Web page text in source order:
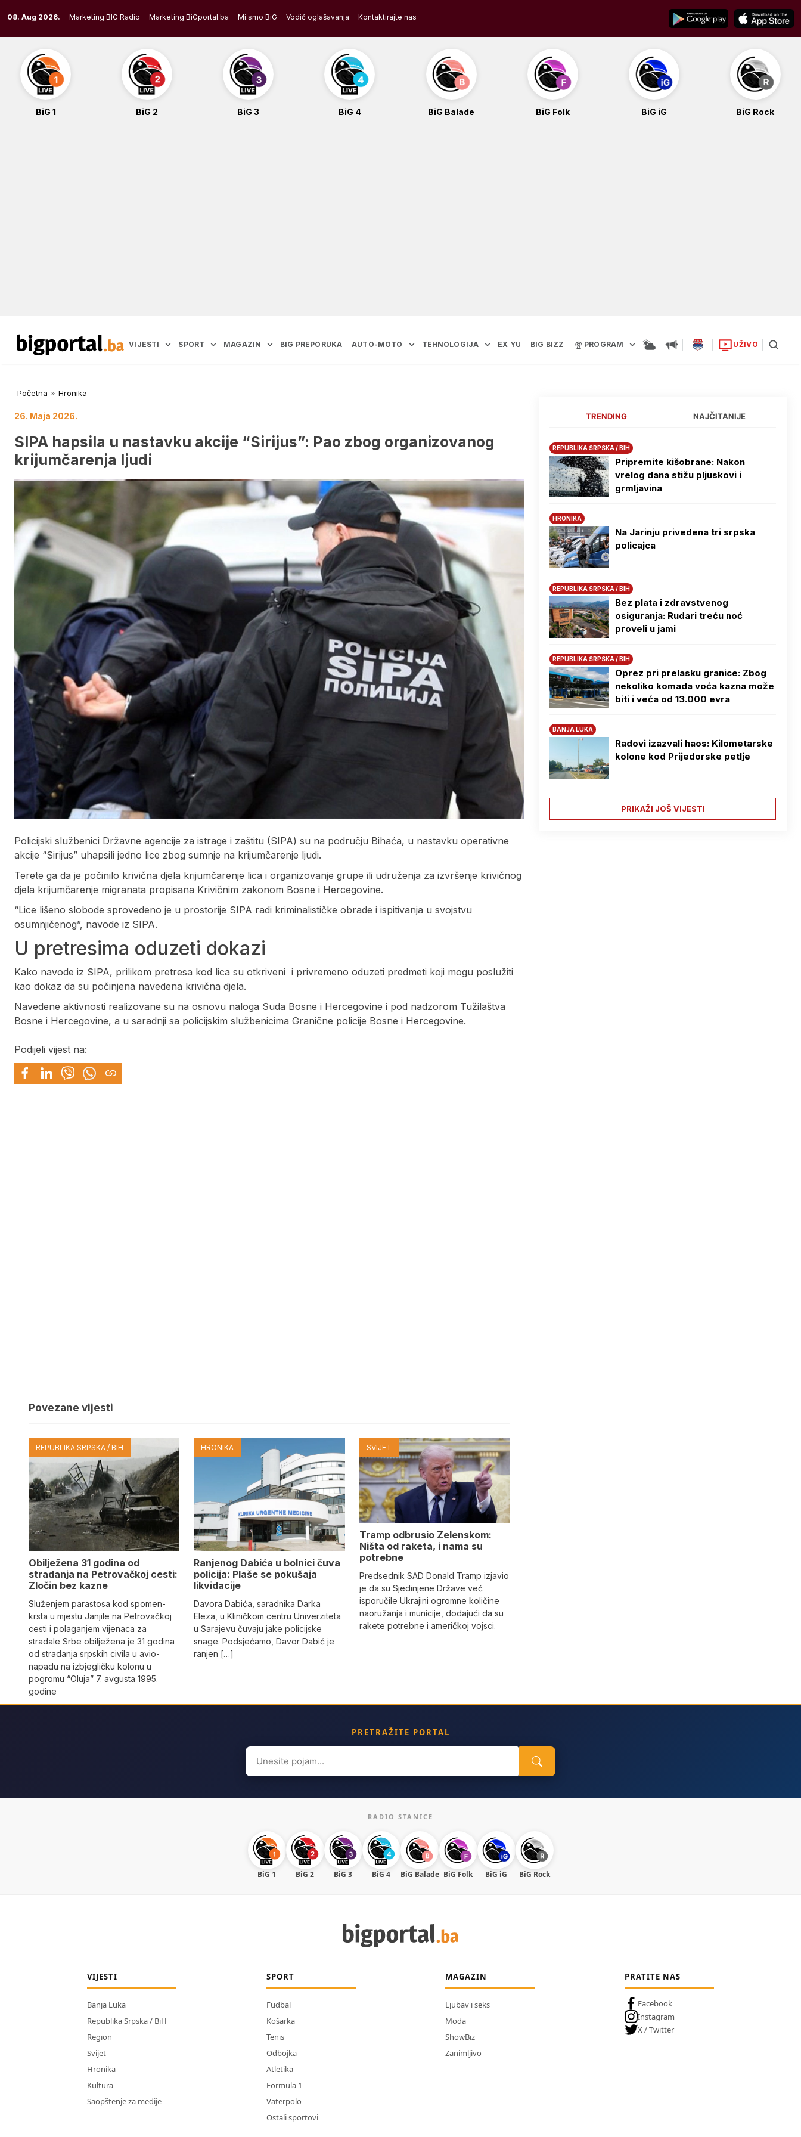
to
content
08. Aug 2026. Marketing BIG Radio Marketing BiGportal.ba Mi smo BiG Vodič oglašavanja Kontaktirajte nas
BiG 1 BiG 2 BiG 3 BiG 4 BiG Balade BiG Folk BiG iG BiG Rock
VIJESTI SPORT MAGAZIN BIG PREPORUKA AUTO-MOTO TEHNOLOGIJA EX YU BIG BIZZ PROGRAM UŽIVO
Početna » Hronika
26. Maja 2026.
SIPA hapsila u nastavku akcije “Sirijus”: Pao zbog organizovanog
krijumčarenja ljudi
Policijski službenici Državne agencije za istrage i zaštitu (SIPA) su na području Bihaća, u nastavku operativne
akcije “Sirijus” uhapsili jedno lice zbog sumnje na krijumčarenje ljudi.
Terete ga da je počinilo krivična djela krijumčarenje lica i organizovanje grupe ili udruženja za izvršenje krivičnog
djela krijumčarenje migranata propisana Krivičnim zakonom Bosne i Hercegovine.
“Lice lišeno slobode sprovedeno je u prostorije SIPA radi kriminalističke obrade i ispitivanja u svojstvu
osumnjičenog”, navode iz SIPA.
U pretresima oduzeti dokazi
Kako navode iz SIPA, prilikom pretresa kod lica su otkriveni i privremeno oduzeti predmeti koji mogu poslužiti
kao dokaz da su počinjena navedena krivična djela.
Navedene aktivnosti realizovane su na osnovu naloga Suda Bosne i Hercegovine i pod nadzorom Tužilaštva
Bosne i Hercegovine, a u saradnji sa policijskim službenicima Granične policije Bosne i Hercegovine.
Podijeli vijest na:
Povezane vijesti
REPUBLIKA SRPSKA / BIH
Obilježena 31 godina od
stradanja na Petrovačkoj cesti:
Zločin bez kazne
Služenjem parastosa kod spomen-
krsta u mjestu Janjile na Petrovačkoj
cesti i polaganjem vijenaca za
stradale Srbe obilježena je 31 godina
od stradanja srpskih civila u avio-
napadu na izbjegličku kolonu u
pogromu “Oluja” 7. avgusta 1995.
godine
HRONIKA
Ranjenog Dabića u bolnici čuva
policija: Plaše se pokušaja
likvidacije
Davora Dabića, saradnika Darka
Eleza, u Kliničkom centru Univerziteta
u Sarajevu čuvaju jake policijske
snage. Podsjećamo, Davor Dabić je
ranjen […]
SVIJET
Tramp odbrusio Zelenskom:
Ništa od raketa, i nama su
potrebne
Predsednik SAD Donald Tramp izjavio
je da su Sjedinjene Države već
isporučile Ukrajini ogromne količine
naoružanja i municije, dodajući da su
rakete potrebne i američkoj vojsci.
TRENDING NAJČITANIJE
REPUBLIKA SRPSKA / BIH
Pripremite kišobrane: Nakon
vrelog dana stižu pljuskovi i
grmljavina
HRONIKA
Na Јarinju privedena tri srpska
policajca
REPUBLIKA SRPSKA / BIH
Bez plata i zdravstvenog
osiguranja: Rudari treću noć
proveli u jami
REPUBLIKA SRPSKA / BIH
Oprez pri prelasku granice: Zbog
nekoliko komada voća kazna može
biti i veća od 13.000 evra
BANJA LUKA
Radovi izazvali haos: Kilometarske
kolone kod Prijedorske petlje
PRIKAŽI JOŠ VIJESTI
PRETRAŽITE PORTAL
Search
for:
RADIO STANICE
BiG 1 BiG 2 BiG 3 BiG 4 BiG Balade BiG Folk BiG iG BiG Rock
VIJESTI
Banja Luka
Republika Srpska / BiH
Region
Svijet
Hronika
Kultura
Saopštenje za medije
SPORT
Fudbal
Košarka
Tenis
Odbojka
Atletika
Formula 1
Vaterpolo
Ostali sportovi
MAGAZIN
Ljubav i seks
Moda
ShowBiz
Zanimljivo
PRATITE NAS
Facebook
Instagram
X / Twitter